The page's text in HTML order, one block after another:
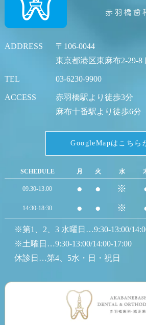
ADDRESS
〒106-0044
東京都港区東麻布2-29-8
TEL 03-6230-9900
ACCESS
赤羽橋駅より徒歩3分
麻布十番駅より徒歩6分
GoogleMapはこちら
SCHEDULE 月 火 水
09:30-13:00 ● ● ※
14:30-18:30 ● ● ※
※第1、2、3 水曜日…9:30-13:00/
※土曜日…9:30-13:00/14:00-17:00
休診日…第4、5水・日・祝日